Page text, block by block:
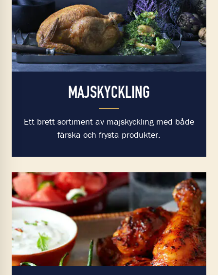
MAJSKYCKLING
Ett brett sortiment av majskyckling med både
färska och frysta produkter.